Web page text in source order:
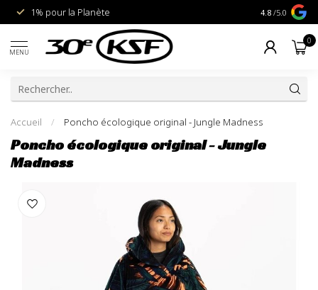
1% pour la Planète Livraison
4.8 /5.0
MENU
0
Accueil / Poncho écologique original - Jungle Madness
Poncho écologique original - Jungle
Madness